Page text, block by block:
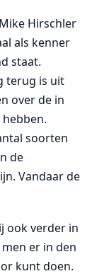
Hirschler
als kenner
staat.
terug is uit
over de in
soorten
de
Vandaar de
ook verder in
er in den
kunt doen.